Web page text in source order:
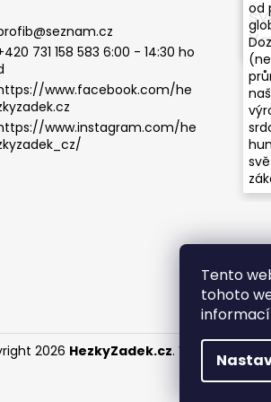
Tento
tohoto
informací
@seznam.cz
731 158 583 6:00 - 14:30 ho
www.facebook.com/he
www.instagram.com/he
od
2026 HezkyZadek.cz. Všechna